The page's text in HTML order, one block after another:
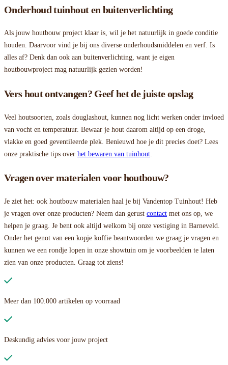
Onderhoud tuinhout en buitenverlichting
Als jouw houtbouw project klaar is, wil je het natuurlijk in goede conditie
houden. Daarvoor vind je bij ons diverse onderhoudsmiddelen en verf. Is
alles af? Denk dan ook aan buitenverlichting, want je eigen
houtbouwproject mag natuurlijk gezien worden!
Vers hout ontvangen? Geef het de juiste opslag
Veel houtsoorten, zoals douglashout, kunnen nog licht werken onder invloed
van vocht en temperatuur. Bewaar je hout daarom altijd op een droge,
vlakke en goed geventileerde plek. Benieuwd hoe je dit precies doet? Lees
onze praktische tips over het bewaren van tuinhout
Vragen over materialen voor houtbouw?
Je ziet het: ook houtbouw materialen haal je bij Vandentop Tuinhout! Heb
je vragen over onze producten? Neem dan gerust contact met ons op, we
helpen je graag. Je bent ook altijd welkom bij onze vestiging in Barneveld.
Onder het genot van een kopje koffie beantwoorden we graag je vragen en
kunnen we een rondje lopen in onze showtuin om je voorbeelden te laten
zien van onze producten. Graag tot ziens!
Meer dan 100.000 artikelen op voorraad
Deskundig advies voor jouw project